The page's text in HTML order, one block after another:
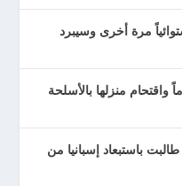
مرة أخرى وسيبرد
امرأة تبلغ من العمر 20 عاماً واقتحام منزلها بالأسلحة
باستبعاد إسبانيا من